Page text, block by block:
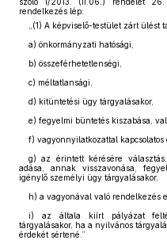
rendelkezés lép:
„(1) A képviselő-testület zárt ülést
a) önkormányzati hatósági,
b) összeférhetetlenségi,
c) méltatlansági,
d) kitüntetési ügy tárgyalásakor,
e) fegyelmi büntetés kiszabása,
f) vagyonnyilatkozattal kapcsolatos
g) az érintett kérésére
adása, annak visszavonása,
igénylő személyi ügy tárgyalásakor,
h) a vagyonával való rendelkezés
i) az általa kiírt pályázat
tárgyalásakor, ha a nyilvános
érdekét sértené.”